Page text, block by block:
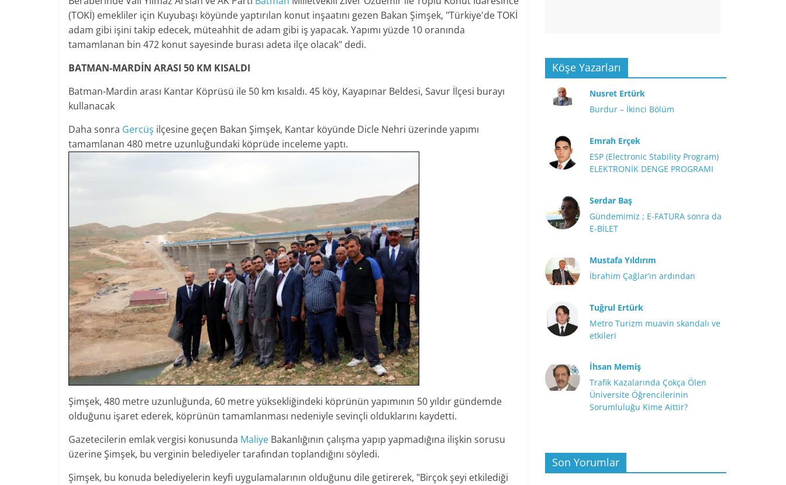
(TOKİ) emekliler için Kuyubaşı köyünde yaptırılan konut inşaatını gezen Bakan Şimşek, "Türkiye'de TOKİ
adam gibi işini takip edecek, müteahhit de adam gibi iş yapacak. Yapımı yüzde 10 oranında
tamamlanan bin 472 konut sayesinde burası adeta ilçe olacak" dedi.
BATMAN-MARDİN ARASI 50 KM KISALDI
Batman-Mardin arası Kantar Köprüsü ile 50 km kısaldı. 45 köy, Kayapınar Beldesi, Savur İlçesi burayı
kullanacak
Daha sonra Gercüş ilçesine geçen Bakan Şimşek, Kantar köyünde Dicle Nehri üzerinde yapımı
tamamlanan 480 metre uzunluğundaki köprüde inceleme yaptı.
Şimşek, 480 metre uzunluğunda, 60 metre yüksekliğindeki köprünün yapımının 50 yıldır gündemde
olduğunu işaret ederek, köprünün tamamlanması nedeniyle sevinçli olduklarını kaydetti.
Gazetecilerin emlak vergisi konusunda Maliye Bakanlığının çalışma yapıp yapmadığına ilişkin sorusu
üzerine Şimşek, bu verginin belediyeler tarafından toplandığını söyledi.
Şimşek, bu konuda belediyelerin keyfi uygulamalarının olduğunu dile getirerek, "Birçok şeyi etkilediği
Köşe Yazarları
Nusret Ertürk
Burdur – İkinci Bölüm
Emrah Erçek
ESP (Electronic Stability Program)
ELEKTRONİK DENGE PROGRAMI
Serdar Baş
Gündemimiz ; E-FATURA sonra da
E-BİLET
Mustafa Yıldırım
İbrahim Çağlar’ın ardından
Tuğrul Ertürk
Metro Turizm muavin skandalı ve
etkileri
İhsan Memiş
Trafik Kazalarında Çokça Ölen
Üniversite Öğrencilerinin
Sorumluluğu Kime Aittir?
Son Yorumlar